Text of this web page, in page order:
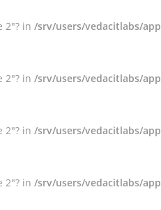
2"? in /srv/users/vedacitlabs/
2"? in /srv/users/vedacitlabs/
2"? in /srv/users/vedacitlabs/
2"? in /srv/users/vedacitlabs/